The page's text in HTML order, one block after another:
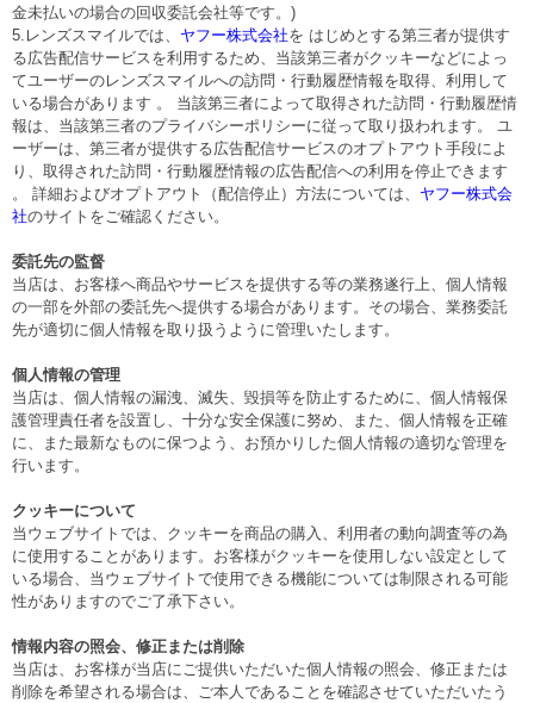
金未払いの場合の回収委託会社等です。)
5.レンズスマイルでは、 ヤフー株式会社を はじめとする第三者が提供す
る広告配信サービスを利用するため、当該第三者がクッキーなどによっ
てユーザーのレンズスマイルへの訪問・行動履歴情報を取得、利用して
いる場合があります 。 当該第三者によって取得された訪問・行動履歴情
報は、当該第三者のプライバシーポリシーに従って取り扱われます。 ユ
ーザーは、第三者が提供する広告配信サービスのオプトアウト手段によ
り、取得された訪問・行動履歴情報の広告配信への利用を停止できます
。 詳細およびオプトアウト（配信停止）方法については、 ヤフー株式会
社のサイトをご確認ください。
委託先の監督
当店は、お客様へ商品やサービスを提供する等の業務遂行上、個人情報
の一部を外部の委託先へ提供する場合があります。その場合、業務委託
先が適切に個人情報を取り扱うように管理いたします。
個人情報の管理
当店は、個人情報の漏洩、滅失、毀損等を防止するために、個人情報保
護管理責任者を設置し、十分な安全保護に努め、また、個人情報を正確
に、また最新なものに保つよう、お預かりした個人情報の適切な管理を
行います。
クッキーについて
当ウェブサイトでは、クッキーを商品の購入、利用者の動向調査等の為
に使用することがあります。お客様がクッキーを使用しない設定として
いる場合、当ウェブサイトで使用できる機能については制限される可能
性がありますのでご了承下さい。
情報内容の照会、修正または削除
当店は、お客様が当店にご提供いただいた個人情報の照会、修正または
削除を希望される場合は、ご本人であることを確認させていただいたう